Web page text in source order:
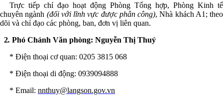
Trực tiếp chỉ đạo hoạt động Phòng Tổng hợp, Phòng Kinh tế
chuyên ngành (đối với lĩnh vực được phân công), Nhà khách A1; theo
dõi và chỉ đạo các phòng, ban, đơn vị liên quan.
2. Phó Chánh Văn phòng: Nguyễn Thị Thuý
* Điện thoại cơ quan: 0205 3815 068
* Điện thoại di động: 0939094888
* Email: nnthuy@langson.gov.vn